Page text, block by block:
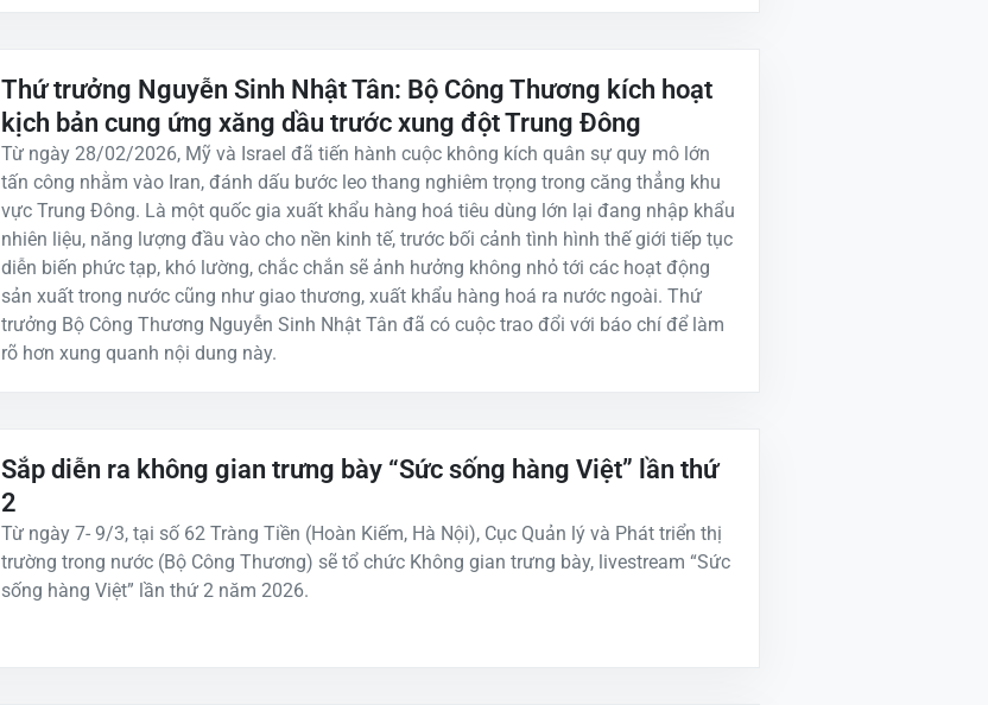
Thứ trưởng Nguyễn Sinh Nhật Tân: Bộ Công Thương kích hoạt
kịch bản cung ứng xăng dầu trước xung đột Trung Đông
Từ ngày 28/02/2026, Mỹ và Israel đã tiến hành cuộc không kích quân sự quy mô lớn
tấn công nhằm vào Iran, đánh dấu bước leo thang nghiêm trọng trong căng thẳng khu
vực Trung Đông. Là một quốc gia xuất khẩu hàng hoá tiêu dùng lớn lại đang nhập khẩu
nhiên liệu, năng lượng đầu vào cho nền kinh tế, trước bối cảnh tình hình thế giới tiếp tục
diễn biến phức tạp, khó lường, chắc chắn sẽ ảnh hưởng không nhỏ tới các hoạt động
sản xuất trong nước cũng như giao thương, xuất khẩu hàng hoá ra nước ngoài. Thứ
trưởng Bộ Công Thương Nguyễn Sinh Nhật Tân đã có cuộc trao đổi với báo chí để làm
rõ hơn xung quanh nội dung này.
Sắp diễn ra không gian trưng bày “Sức sống hàng Việt” lần thứ
2
Từ ngày 7- 9/3, tại số 62 Tràng Tiền (Hoàn Kiếm, Hà Nội), Cục Quản lý và Phát triển thị
trường trong nước (Bộ Công Thương) sẽ tổ chức Không gian trưng bày, livestream “Sức
sống hàng Việt” lần thứ 2 năm 2026.